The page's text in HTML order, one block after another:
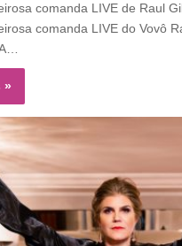
comanda LIVE de Raul
comanda LIVE do Vovô
»